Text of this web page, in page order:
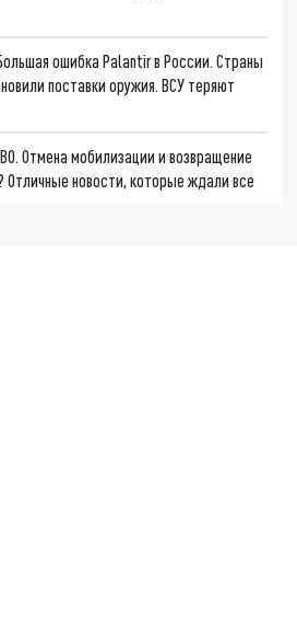
ошибка Palantir в России. Страны
поставки оружия. ВСУ теряют
Отмена мобилизации и возвращение
новости, которые ждали все